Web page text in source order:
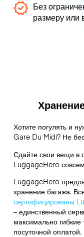
Без
размеру или
Хотите погулять и
Gare Du Midi? Не
Сдайте свои вещи в
LuggageHero
LuggageHero
хранение багажа.
сертифицированы
– единственный
максимально
посуточной оплатой.